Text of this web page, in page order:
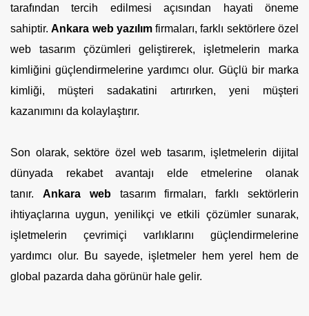
tarafından tercih edilmesi açısından hayati öneme
sahiptir.Ankara web yazılımfirmaları, farklı sektörlere özel
web tasarım çözümleri geliştirerek, işletmelerin marka
kimliğini güçlendirmelerine yardımcı olur. Güçlü bir marka
kimliği, müşteri sadakatini artırırken, yeni müşteri
kazanımını da kolaylaştırır.
Son olarak, sektöre özel web tasarım, işletmelerin dijital
dünyada rekabet avantajı elde etmelerine olanak
tanır. Ankara webtasarım firmaları, farklı sektörlerin
ihtiyaçlarına uygun, yenilikçi ve etkili çözümler sunarak,
işletmelerin çevrimiçi varlıklarını güçlendirmelerine
yardımcı olur. Bu sayede, işletmeler hem yerel hem de
global pazarda daha görünür hale gelir.